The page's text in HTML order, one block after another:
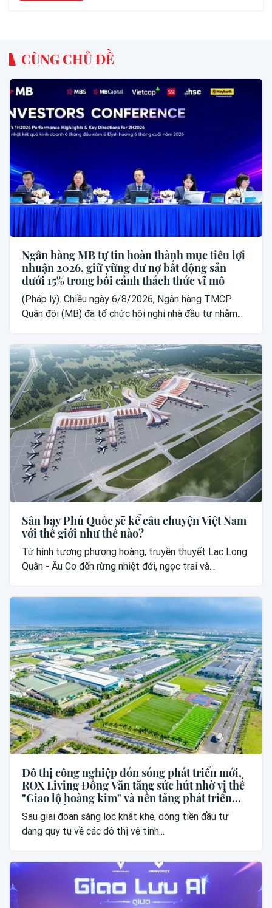
CÙNG CHỦ ĐỀ
Ngân hàng MB tự tin hoàn thành mục tiêu lợi
nhuận 2026, giữ vững dư nợ bất động sản
dưới 15% trong bối cảnh thách thức vĩ mô
(Pháp lý). Chiều ngày 6/8/2026, Ngân hàng TMCP
Quân đội (MB) đã tổ chức hội nghị nhà đầu tư nhằm...
Sân bay Phú Quốc sẽ kể câu chuyện Việt Nam
với thế giới như thế nào?
Từ hình tượng phượng hoàng, truyền thuyết Lạc Long
Quân - Âu Cơ đến rừng nhiệt đới, ngọc trai và...
Đô thị công nghiệp đón sóng phát triển mới,
ROX Living Đồng Văn tăng sức hút nhờ vị thế
"Giao lộ hoàng kim" và nền tảng phát triển
vững chắc
Sau giai đoạn sàng lọc khắt khe, dòng tiền đầu tư
đang quy tụ về các đô thị vệ tinh...